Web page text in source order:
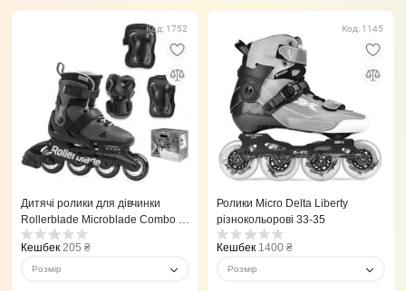
Код: 1752
Дитячі ролики для дівчинки
Rollerblade Microblade Combo G
Violet 36,5-40,5
Кешбек 205 ₴
Розмір
Код: 1145
Ролики Micro Delta Liberty
різнокольорові 33-35
Кешбек 1400 ₴
Розмір